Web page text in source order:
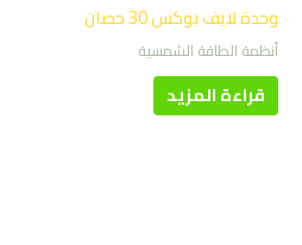
وحدة لايف بوكس 30 حصان
أنظمة الطاقة الشمسية
قراءة المزيد